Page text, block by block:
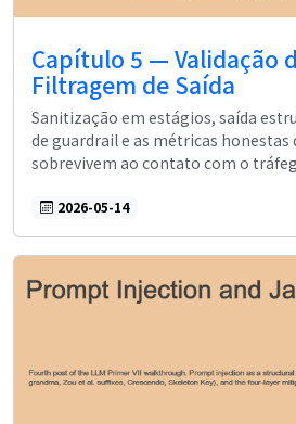
Capítulo 5 — Validação
Filtragem de Saída
Sanitização em estágios, saída
de guardrail e as métricas honestas
sobrevivem ao contato com o
2026-05-14